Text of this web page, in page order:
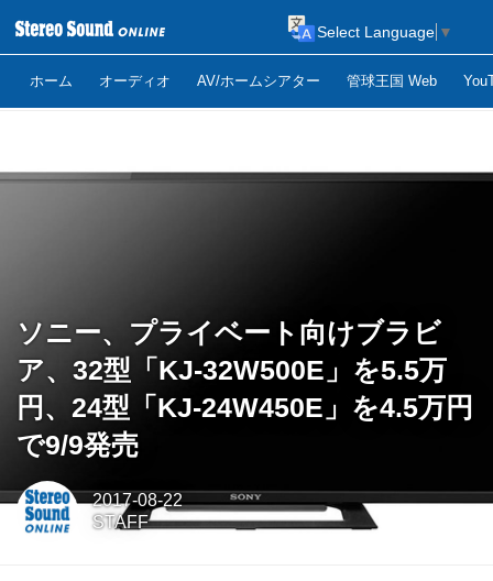
ホーム オーディオ AV/ホームシアター 管球王国 Web
Select Language ▼
ソニー、プライベート向けブラビ
ア、32型「KJ-32W500E」を5.5万
円、24型「KJ-24W450E」を4.5万円
で9/9発売
2017-08-22
STAFF